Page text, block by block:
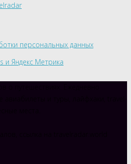
персональных данных
и Яндекс Метрика